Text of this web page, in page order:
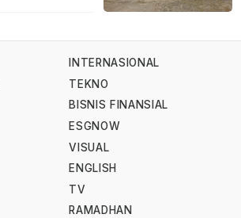
INTERNASIONAL
TEKNO
BISNIS FINANSIAL
ESGNOW
VISUAL
ENGLISH
TV
RAMADHAN